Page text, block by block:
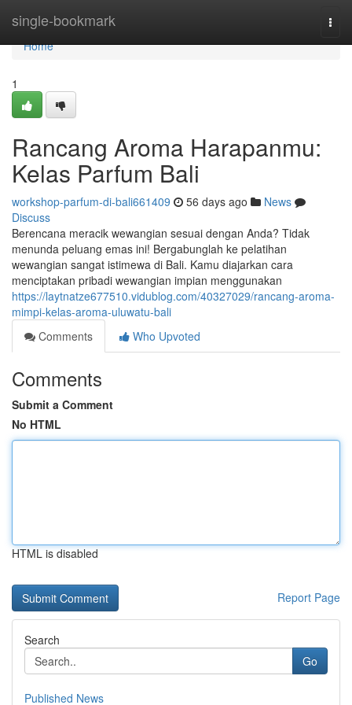
single-bookmark
Home
Home
1
Rancang Aroma Harapanmu:
Kelas Parfum Bali
workshop-parfum-di-bali661409 56 days ago
News
Discuss
Berencana meracik wewangian sesuai dengan Anda? Tidak
menunda peluang emas ini! Bergabunglah ke pelatihan
wewangian sangat istimewa di Bali. Kamu diajarkan cara
menciptakan pribadi wewangian impian menggunakan
https://laytnatze677510.vidublog.com/40327029/rancang-aroma-
mimpi-kelas-aroma-uluwatu-bali
Comments
Who Upvoted
Comments
Submit a Comment
No HTML
HTML is disabled
Report Page
Search
Go
Published News